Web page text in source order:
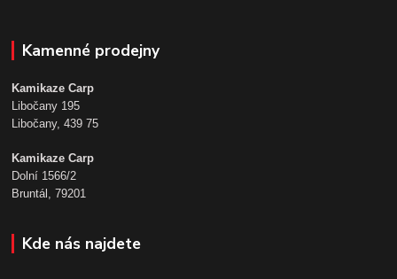
Kamenné prodejny
Kamikaze Carp
Libočany 195
Libočany, 439 75
Kamikaze Carp
Dolní 1566/2
Bruntál, 79201
Kde nás najdete